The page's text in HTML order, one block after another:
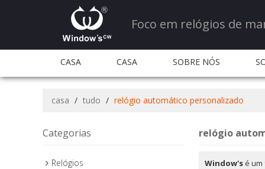
Foco em relógios de
CASA CASA SOBRE NÓS
casa / tudo / relógio automático personalizado
Categorias
Relógios
relógio
Window's é